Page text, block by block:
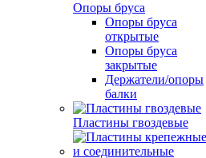
Опоры бруса
Опоры бруса
открытые
Опоры бруса
закрытые
Держатели/опоры
балки
Пластины гвоздевые